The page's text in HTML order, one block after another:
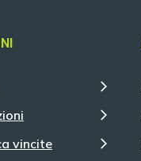
vincite